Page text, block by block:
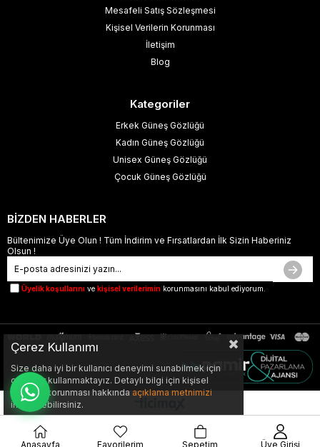
Mesafeli Satış Sözleşmesi
Kişisel Verilerin Korunması
İletişim
Blog
Kategoriler
Erkek Güneş Gözlüğü
Kadın Güneş Gözlüğü
Unisex Güneş Gözlüğü
Çocuk Güneş Gözlüğü
BİZDEN HABERLER
Bültenimize Üye Olun ! Tüm İndirim ve Fırsatlardan İlk Sizin Haberiniz
Olsun !
Üyelik koşullarını ve kişisel verilerimin korunmasını kabul ediyorum.
Çerez Kullanımı
Size daha iyi bir kullanıcı deneyimi sunabilmek için
çerezler kullanmaktayız. Detaylı bilgi için kişisel
verilerin korunması hakkında açıklama metnimizi
inceleyebilirsiniz.
Anasayfa Favorilerim Sepetim Üye Girişi